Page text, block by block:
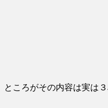
ところがその内容は実は